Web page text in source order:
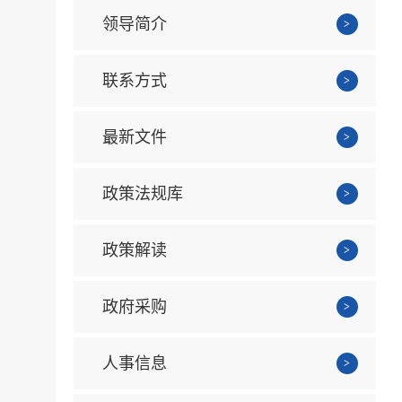
领导简介
联系方式
最新文件
政策法规库
政策解读
政府采购
人事信息